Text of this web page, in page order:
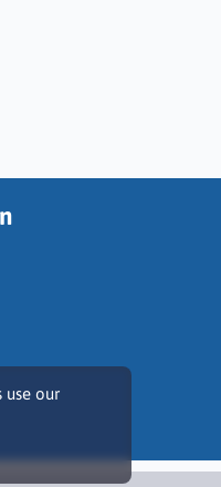
use our